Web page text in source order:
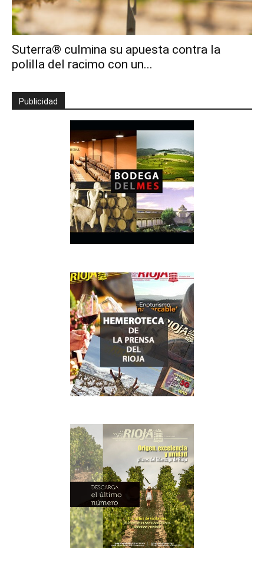
Suterra® culmina su apuesta contra la
polilla del racimo con un...
Publicidad